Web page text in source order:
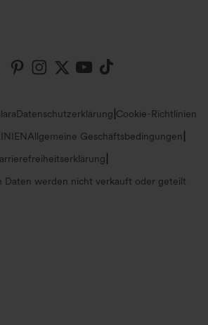
Events
Versand & Zoll
Rückgabebedingungen
Größenhilfe
Kontodetails
Passwort ändern
Datenschutzerklärung Cookie-Richtlinien
Allgemeine Geschäftsbedingungen
Daten werden nicht verkauft oder geteilt